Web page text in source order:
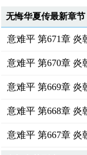
无悔华夏传最新章
意难平 第671章 炎
意难平 第670章 炎
意难平 第669章 炎
意难平 第668章 炎
意难平 第667章 炎